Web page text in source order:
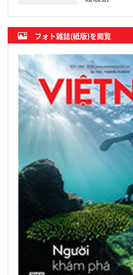
フォト雑誌(紙版)を閲覧